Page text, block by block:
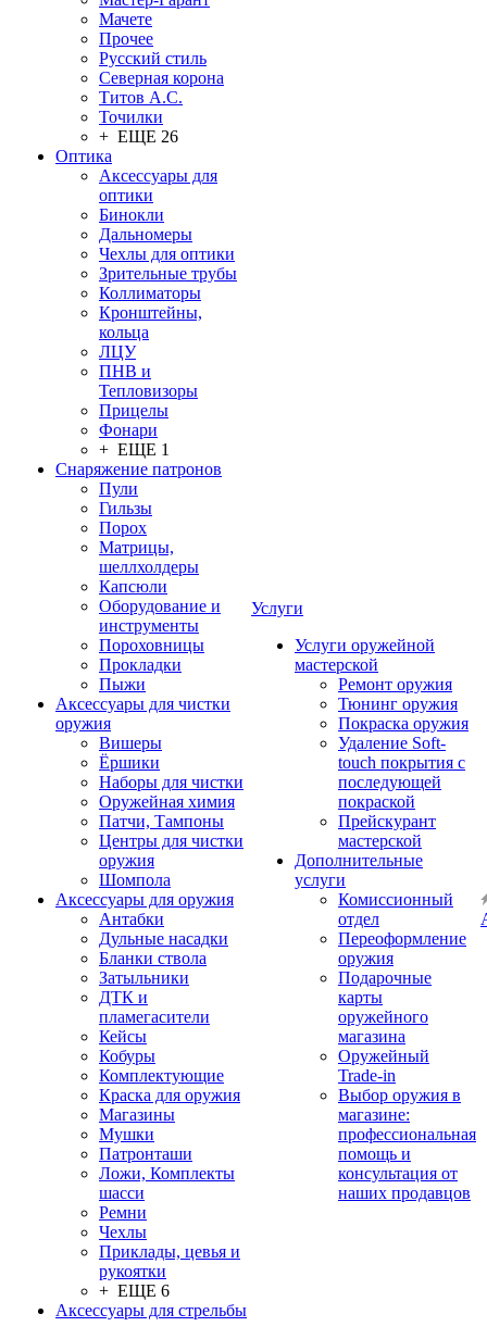
Мачете
Прочее
Русский стиль
Северная корона
Титов А.С.
Точилки
+ ЕЩЕ 26
Оптика
Аксессуары для
оптики
Бинокли
Дальномеры
Чехлы для оптики
Зрительные трубы
Коллиматоры
Кронштейны,
кольца
ЛЦУ
ПНВ и
Тепловизоры
Прицелы
Фонари
+ ЕЩЕ 1
Снаряжение патронов
Пули
Гильзы
Порох
Матрицы,
шеллхолдеры
Капсюли
Оборудование и
инструменты
Пороховницы
Прокладки
Пыжи
Аксессуары для чистки
оружия
Вишеры
Ёршики
Наборы для чистки
Оружейная химия
Патчи, Тампоны
Центры для чистки
оружия
Шомпола
Аксессуары для оружия
Антабки
Дульные насадки
Бланки ствола
Затыльники
ДТК и
пламегасители
Кейсы
Кобуры
Комплектующие
Краска для оружия
Магазины
Мушки
Патронташи
Ложи, Комплекты
шасси
Ремни
Чехлы
Приклады, цевья и
рукоятки
+ ЕЩЕ 6
Аксессуары для стрельбы
Услуги
Услуги оружейной
мастерской
Ремонт оружия
Тюнинг оружия
Покраска оружия
Удаление Soft-
touch покрытия с
последующей
покраской
Прейскурант
мастерской
Дополнительные
услуги
Комиссионный
отдел
Переоформление
оружия
Подарочные
карты
оружейного
магазина
Оружейный
Trade-in
Выбор оружия в
магазине:
профессиональная
помощь и
консультация от
наших продавцов